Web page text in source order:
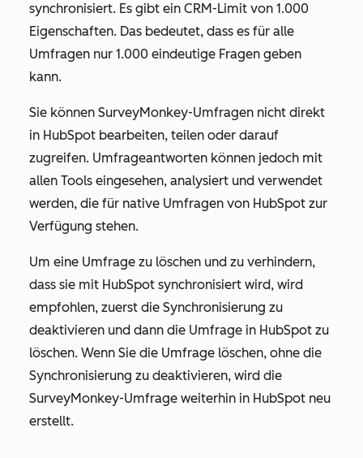
synchronisiert. Es gibt ein CRM-Limit von 1.000
Eigenschaften. Das bedeutet, dass es für alle
Umfragen nur 1.000 eindeutige Fragen geben
kann.
Sie können SurveyMonkey-Umfragen nicht direkt
in HubSpot bearbeiten, teilen oder darauf
zugreifen. Umfrageantworten können jedoch mit
allen Tools eingesehen, analysiert und verwendet
werden, die für native Umfragen von HubSpot zur
Verfügung stehen.
Um eine Umfrage zu löschen und zu verhindern,
dass sie mit HubSpot synchronisiert wird, wird
empfohlen, zuerst die Synchronisierung zu
deaktivieren und dann die Umfrage in HubSpot zu
löschen. Wenn Sie die Umfrage löschen, ohne die
Synchronisierung zu deaktivieren, wird die
SurveyMonkey-Umfrage weiterhin in HubSpot neu
erstellt.